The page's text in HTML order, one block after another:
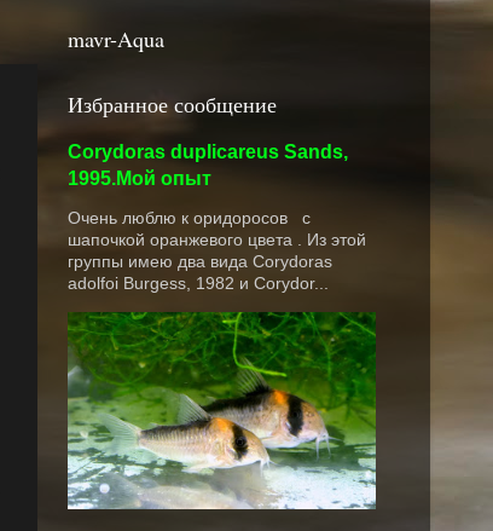
mavr-Aqua
Избранное сообщение
Corydoras duplicareus Sands,
1995.Мой опыт
Очень люблю к оридоросов с
шапочкой оранжевого цвета . Из этой
группы имею два вида Corydoras
adolfoi Burgess, 1982 и Corydor...